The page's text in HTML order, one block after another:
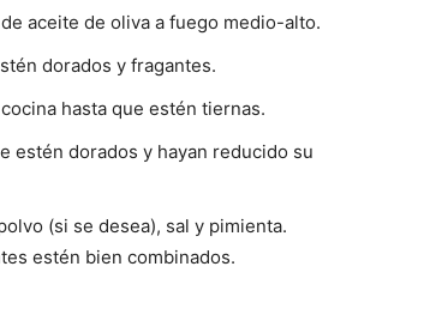
aceite de oliva a fuego medio-alto.
dorados y fragantes.
hasta que estén tiernas.
estén dorados y hayan reducido su
(si se desea), sal y pimienta.
estén bien combinados.